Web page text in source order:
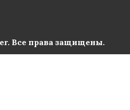
Все права защищены.